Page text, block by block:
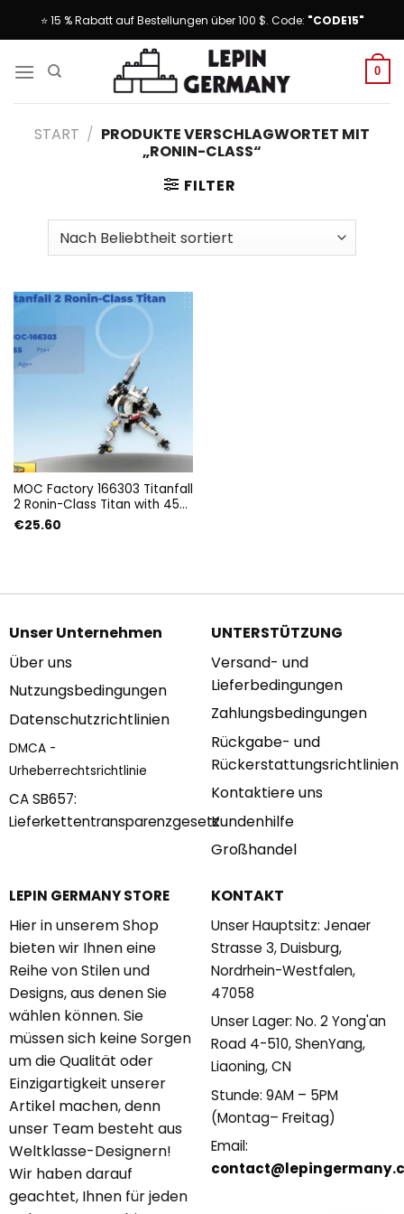
⭐ 15 % Rabatt auf Bestellungen über 100 $. Code: "CODE15"
0
START / PRODUKTE VERSCHLAGWORTET MIT
„RONIN-CLASS“
FILTER
MOC Factory 166303 Titanfall
2 Ronin-Class Titan with 455
Pieces
€25.60
Unser Unternehmen
Über uns
Nutzungsbedingungen
Datenschutzrichtlinien
DMCA -
Urheberrechtsrichtlinie
CA SB657:
Lieferkettentransparenzgesetz
UNTERSTÜTZUNG
Versand- und
Lieferbedingungen
Zahlungsbedingungen
Rückgabe- und
Rückerstattungsrichtlinien
Kontaktiere uns
Kundenhilfe
Großhandel
LEPIN GERMANY STORE
Hier in unserem Shop
bieten wir Ihnen eine
Reihe von Stilen und
Designs, aus denen Sie
wählen können. Sie
müssen sich keine Sorgen
um die Qualität oder
Einzigartigkeit unserer
Artikel machen, denn
unser Team besteht aus
Weltklasse-Designern!
Wir haben darauf
geachtet, Ihnen für jeden
KONTAKT
Unser Hauptsitz: Jenaer
Strasse 3, Duisburg,
Nordrhein-Westfalen,
47058
Unser Lager: No. 2 Yong'an
Road 4-510, ShenYang,
Liaoning, CN
Stunde: 9AM – 5PM
(Montag– Freitag)
Email: